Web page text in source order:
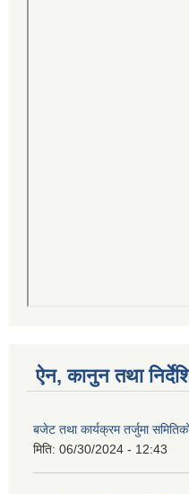
ऐन, कानुन तथा
बजेट तथा कार्यक्रम तर्जुमा
मिति: 06/30/2024 - 12:43